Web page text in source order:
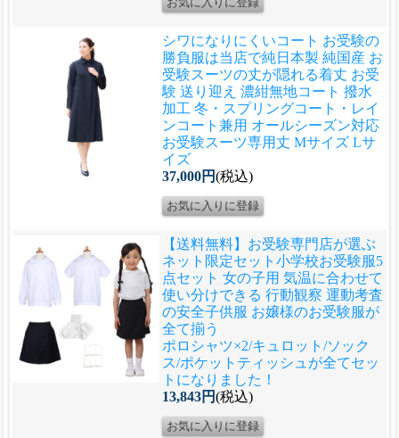
シワになりにくいコート お受験の
勝負服は当店で純日本製 純国産 お
受験スーツの丈が隠れる着丈 お受
験 送り迎え 濃紺無地コート 撥水
加工 冬・スプリングコート・レイ
ンコート兼用 オールシーズン対応
お受験スーツ専用丈 Mサイズ Lサ
イズ
37,000円(税込)
【送料無料】お受験専門店が選ぶ
ネット限定セット 小学校お受験服5
点セット 女の子用 気温に合わせて
使い分けできる 行動観察 運動考査
の安全子供服 お嬢様のお受験服が
全て揃う
ポロシャツ×2/キュロット/ソック
ス/ポケットティッシュが全てセッ
トになりました！
13,843円(税込)